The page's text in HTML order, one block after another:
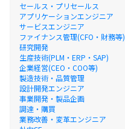
セールス・プリセールス
アプリケーションエンジニア
サービスエンジニア
ファイナンス管理(CFO・財務等)
研究開発
生産技術(PLM・ERP・SAP)
企業経営(CEO・COO等)
製造技術・品質管理
設計開発エンジニア
事業開発・製品企画
調達・購買
業務改善・変革エンジニア